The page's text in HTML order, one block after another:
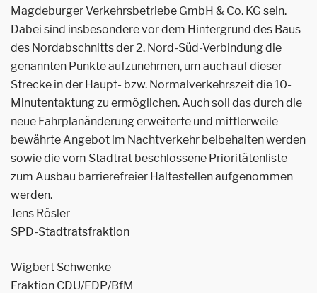
Magdeburger Verkehrsbetriebe GmbH & Co. KG sein.
Dabei sind insbesondere vor dem Hintergrund des Baus
des Nordabschnitts der 2. Nord-Süd-Verbindung die
genannten Punkte aufzunehmen, um auch auf dieser
Strecke in der Haupt- bzw. Normalverkehrszeit die 10-
Minutentaktung zu ermöglichen. Auch soll das durch die
neue Fahrplanänderung erweiterte und mittlerweile
bewährte Angebot im Nachtverkehr beibehalten werden
sowie die vom Stadtrat beschlossene Prioritätenliste
zum Ausbau barrierefreier Haltestellen aufgenommen
werden.
Jens Rösler
SPD-Stadtratsfraktion
Wigbert Schwenke
Fraktion CDU/FDP/BfM